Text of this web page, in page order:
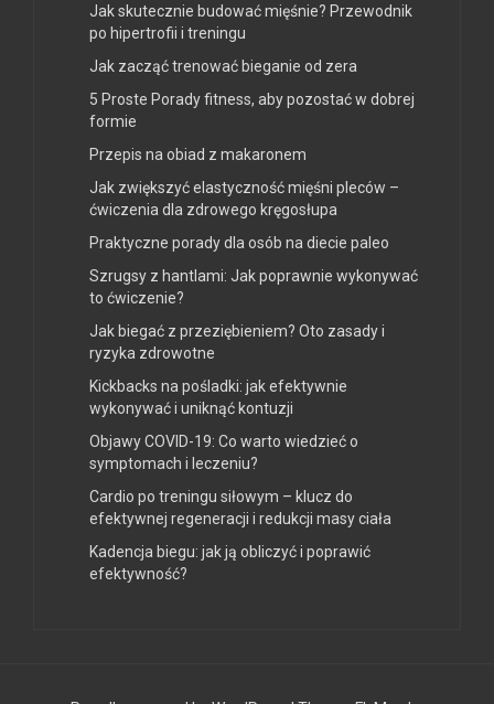
Jak skutecznie budować mięśnie? Przewodnik
po hipertrofii i treningu
Jak zacząć trenować bieganie od zera
5 Proste Porady fitness, aby pozostać w dobrej
formie
Przepis na obiad z makaronem
Jak zwiększyć elastyczność mięśni pleców –
ćwiczenia dla zdrowego kręgosłupa
Praktyczne porady dla osób na diecie paleo
Szrugsy z hantlami: Jak poprawnie wykonywać
to ćwiczenie?
Jak biegać z przeziębieniem? Oto zasady i
ryzyka zdrowotne
Kickbacks na pośladki: jak efektywnie
wykonywać i uniknąć kontuzji
Objawy COVID-19: Co warto wiedzieć o
symptomach i leczeniu?
Cardio po treningu siłowym – klucz do
efektywnej regeneracji i redukcji masy ciała
Kadencja biegu: jak ją obliczyć i poprawić
efektywność?